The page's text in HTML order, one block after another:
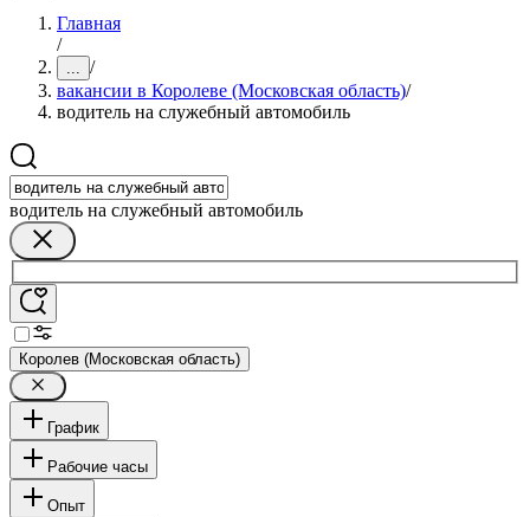
Главная
/
... /
вакансии в Королеве (Московская область)/
водитель на служебный автомобиль
водитель на служебный автомобиль
Королев (Московская область)
График
Рабочие часы
Опыт